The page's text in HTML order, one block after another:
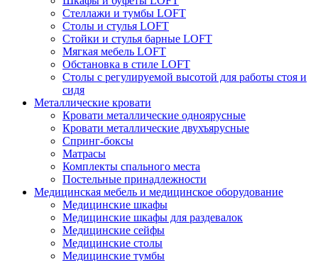
Стеллажи и тумбы LOFT
Столы и стулья LOFT
Стойки и стулья барные LOFT
Мягкая мебель LOFT
Обстановка в стиле LOFT
Столы с регулируемой высотой для работы стоя и
сидя
Металлические кровати
Кровати металлические одноярусные
Кровати металлические двухъярусные
Спринг-боксы
Матрасы
Комплекты спального места
Постельные принадлежности
Медицинская мебель и медицинское оборудование
Медицинские шкафы
Медицинские шкафы для раздевалок
Медицинские сейфы
Медицинские столы
Медицинские тумбы